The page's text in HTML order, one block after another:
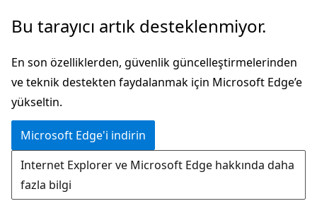
Ana
atla
Bu tarayıcı artık desteklenmiyor.
En son özelliklerden, güvenlik güncelleştirmelerinden
ve teknik destekten faydalanmak için Microsoft Edge’e
yükseltin.
Microsoft Edge'i indirin
Internet Explorer ve Microsoft Edge hakkında daha
fazla bilgi